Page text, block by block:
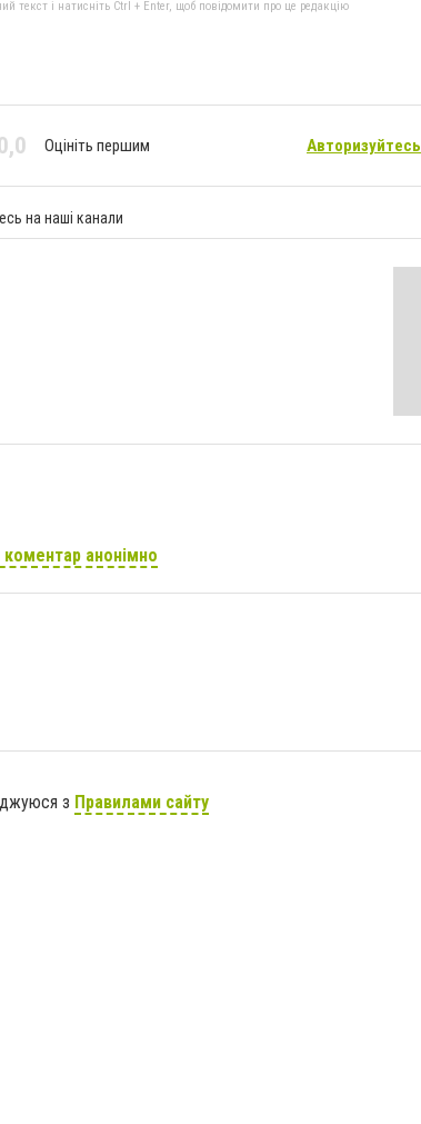
текст і натисніть Ctrl + Enter, щоб повідомити про це редакцію
Оцініть першим Авторизуйтесь
на наші канали
коментар анонімно
з Правилами сайту